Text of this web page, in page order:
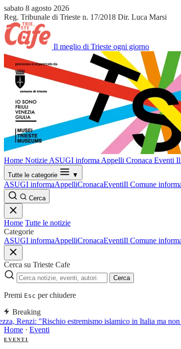
sabato 8 agosto 2026
Reg. Tribunale di Trieste n. 17/2018 Dir. Luca Marsi
Il meglio di Trieste ogni giorno
Home Notizie ASUGI informa Appelli Cronaca Eventi Il
Tutte le categorie ▼
ASUGI informaAppelliCronacaEventiIl Comune
Cerca
Home Tutte le notizie
Categorie
ASUGI informaAppelliCronacaEventiIl Comune
Cerca su Trieste Cafe
Cerca
Premi Esc per chiudere
Breaking
Renzi: "Rischio estremismo islamico in Italia ma non
Home · Eventi
EVENTI